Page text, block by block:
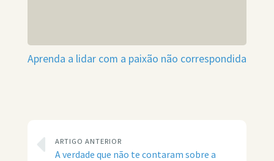
Aprenda a lidar com a paixão não correspondida
ARTIGO ANTERIOR
A verdade que não te contaram sobre a